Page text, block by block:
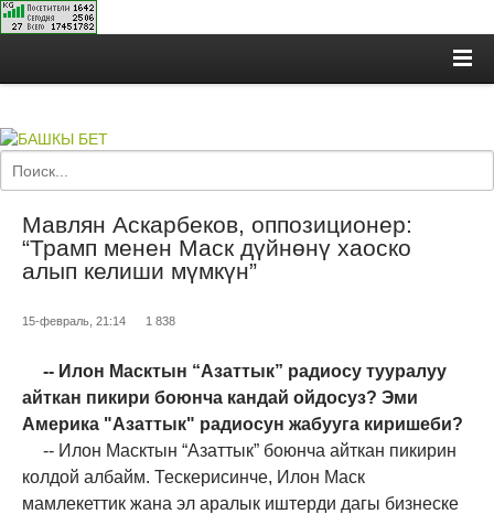
Мавлян Аскарбеков, оппозиционер:
“Трамп менен Маск дүйнөнү хаоско
алып келиши мүмкүн”
15-февраль, 21:14 1 838
-- Илон Масктын “Азаттык” радиосу тууралуу
айткан пикири боюнча кандай ойдосуз? Эми
Америка "Азаттык" радиосун жабууга киришеби?
-- Илон Масктын “Азаттык” боюнча айткан пикирин
колдой албайм. Тескерисинче, Илон Маск
мамлекеттик жана эл аралык иштерди дагы бизнеске